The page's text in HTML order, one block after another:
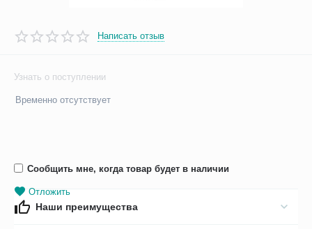
Написать отзыв
Узнать о поступлении
Временно отсутствует
Сообщить мне, когда товар будет в наличии
Отложить
Наши преимущества